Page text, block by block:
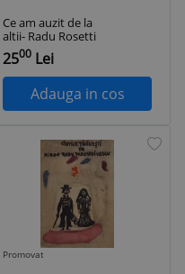
Ce am auzit de la
altii- Radu Rosetti
2500 Lei
Adauga in cos
Promovat